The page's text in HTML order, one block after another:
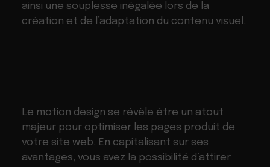
ainsi une souplesse inégalée lors de la
création et de l’adaptation du contenu visuel.
Le motion design se révèle être un atout
majeur pour optimiser les pages produit de
votre site web. En capitalisant sur ses
avantages, vous avez la possibilité d’attirer